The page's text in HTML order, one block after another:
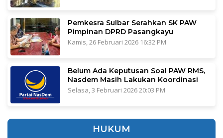
Pemkesra Sulbar Serahkan SK PAW
Pimpinan DPRD Pasangkayu
Kamis, 26 Februari 2026 16:32 PM
Belum Ada Keputusan Soal PAW RMS,
Nasdem Masih Lakukan Koordinasi
Selasa, 3 Februari 2026 20:03 PM
HUKUM